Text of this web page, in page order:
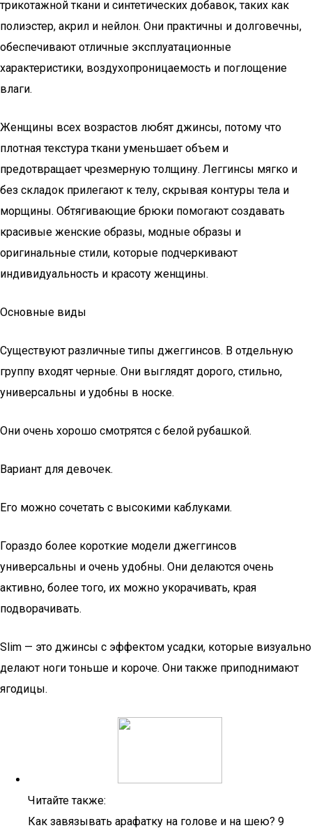
трикотажной ткани и синтетических добавок, таких как
полиэстер, акрил и нейлон. Они практичны и долговечны,
обеспечивают отличные эксплуатационные
характеристики, воздухопроницаемость и поглощение
влаги.
Женщины всех возрастов любят джинсы, потому что
плотная текстура ткани уменьшает объем и
предотвращает чрезмерную толщину. Леггинсы мягко и
без складок прилегают к телу, скрывая контуры тела и
морщины. Обтягивающие брюки помогают создавать
красивые женские образы, модные образы и
оригинальные стили, которые подчеркивают
индивидуальность и красоту женщины.
Основные виды
Существуют различные типы джеггинсов. В отдельную
группу входят черные. Они выглядят дорого, стильно,
универсальны и удобны в носке.
Они очень хорошо смотрятся с белой рубашкой.
Вариант для девочек.
Его можно сочетать с высокими каблуками.
Гораздо более короткие модели джеггинсов
универсальны и очень удобны. Они делаются очень
активно, более того, их можно укорачивать, края
подворачивать.
Slim — это джинсы с эффектом усадки, которые визуально
делают ноги тоньше и короче. Они также приподнимают
ягодицы.
Читайте также:
Как завязывать арафатку на голове и на шею? 9